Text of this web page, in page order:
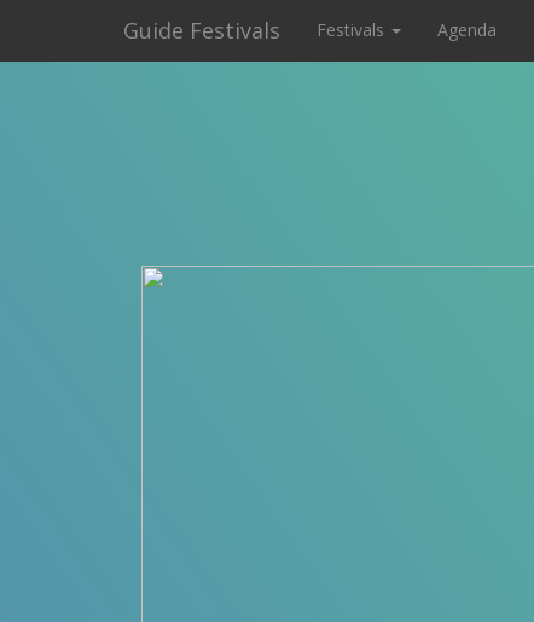
Guide Festivals Festivals Agenda